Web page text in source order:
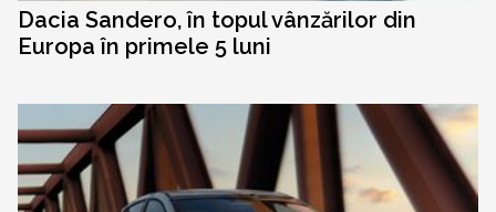
Dacia Sandero, în topul vânzărilor din
Europa în primele 5 luni